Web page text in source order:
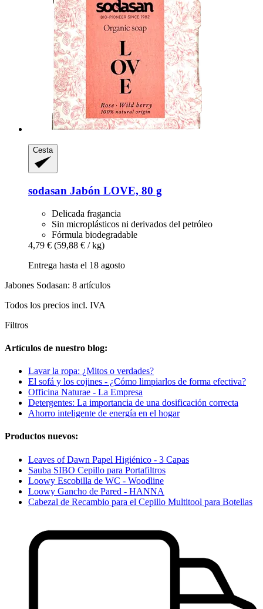
Cesta
sodasan Jabón LOVE, 80 g
Delicada fragancia
Sin microplásticos ni derivados del petróleo
Fórmula biodegradable
4,79 € (59,88 € / kg)
Entrega hasta el 18 agosto
Jabones Sodasan: 8 artículos
Todos los precios incl. IVA
Filtros
Artículos de nuestro blog:
Lavar la ropa: ¿Mitos o verdades?
El sofá y los cojines - ¿Cómo limpiarlos de forma efectiva?
Officina Naturae - La Empresa
Detergentes: La importancia de una dosificación correcta
Ahorro inteligente de energía en el hogar
Productos nuevos:
Leaves of Dawn Papel Higiénico - 3 Capas
Sauba SIBO Cepillo para Portafiltros
Loowy Escobilla de WC - Woodline
Loowy Gancho de Pared - HANNA
Cabezal de Recambio para el Cepillo Multitool para Botellas